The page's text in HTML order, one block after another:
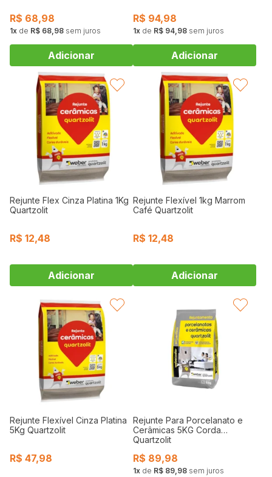
R$ 68,98
1 de R$ 68,98 sem juros
R$ 94,98
1 de R$ 94,98 sem juros
Rejunte Flex Cinza Platina 1Kg
Quartzolit
R$ 12,48
FAVORITAR
Rejunte Flexível 1kg Marrom
Café Quartzolit
R$ 12,48
FAVORITAR
Rejunte Flexível Cinza Platina
5Kg Quartzolit
R$ 47,98
FAVORITAR
Rejunte Para Porcelanato e
Cerâmicas 5KG Corda
Quartzolit
R$ 89,98
1 de R$ 89,98 sem juros
FAVORITAR